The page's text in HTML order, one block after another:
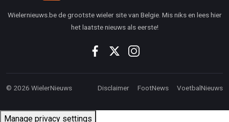
Wielernieuws.be de grootste wieler site van Belgie. Mis niks en lees hier
het laatste nieuws als eerste!
© 2026 WielerNieuws Disclaimer FootNews VoetbalNieuws
Manage privacy settings